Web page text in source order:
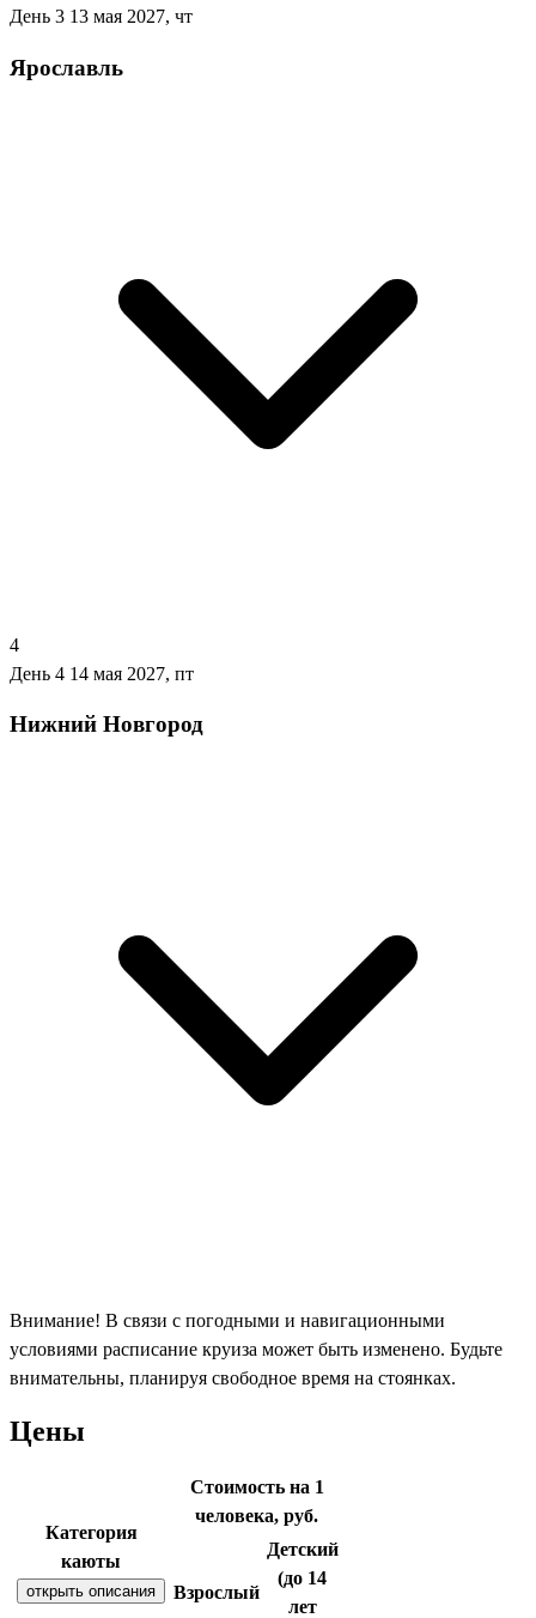
День 3 13 мая 2027, чт
Ярославль
4
День 4 14 мая 2027, пт
Нижний Новгород
Внимание! В связи с погодными и навигационными
условиями расписание круиза может быть изменено. Будьте
внимательны, планируя свободное время на стоянках.
Цены
Категория
каюты
открыть описания
Стоимость на 1
человека, руб.
Взрослый
Детский
(до 14
лет